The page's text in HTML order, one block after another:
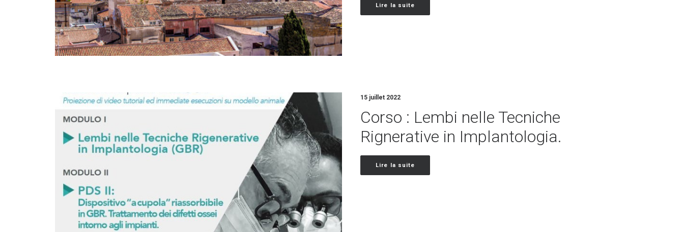
Lire la suite
15 juillet 2022
Corso : Lembi nelle Tecniche
Rignerative in Implantologia.
Lire la suite